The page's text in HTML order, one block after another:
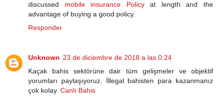
discussed mobile insurance Policyat length and the
advantage of buying a good policy.
Responder
Unknown 23 de diciembre de 2018 a las 0:24
Kaçak bahis sektörüne dair tüm gelişmeler ve objektif
yorumları paylaşıyoruz. İllegal bahisten para kazanmanız
çok kolay. Canlı Bahis